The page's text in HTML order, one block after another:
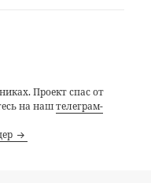
Проект спас от
на наштелеграм-